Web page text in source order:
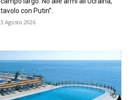
tavolo con Putin”.
3 Agosto 2026